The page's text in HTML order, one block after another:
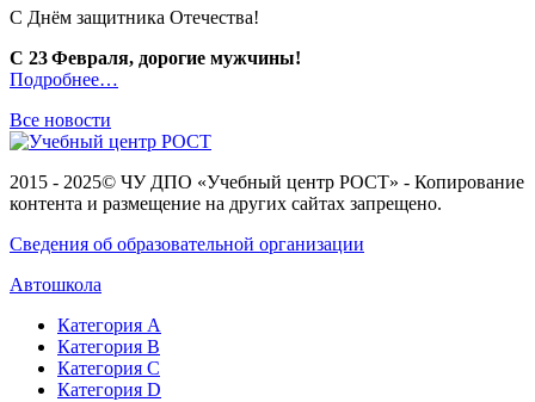
C Днём защитника Отечества!
С 23 Февраля, дорогие мужчины!
Подробнее…
Все новости
2015 - 2025© ЧУ ДПО «Учебный центр РОСТ» - Копирование
контента и размещение на других сайтах запрещено.
Сведения об образовательной организации
Автошкола
Категория А
Категория В
Категория С
Категория D